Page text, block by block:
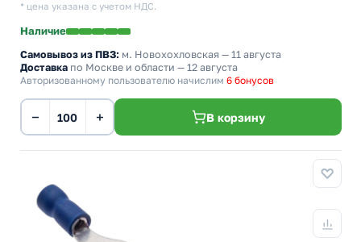
* цена указана с учетом НДС.
Наличие
Самовывоз из ПВЗ: м. Новохохловская — 11 августа
Доставка по Москве и области — 12 августа
Авторизованному пользователю начислим 6 бонусов
− + В корзину